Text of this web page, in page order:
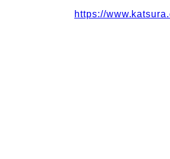
https://